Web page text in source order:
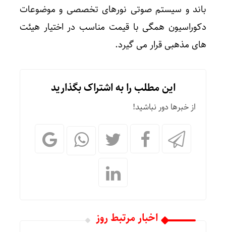
باند و سیستم صوتی نورهای تخصصی و موضوعات
دکوراسیون همگی با قیمت مناسب در اختیار هیئت
های مذهبی قرار می گیرد.
این مطلب را به اشتراک بگذارید
از خبرها دور نباشید!
اخبار مرتبط روز